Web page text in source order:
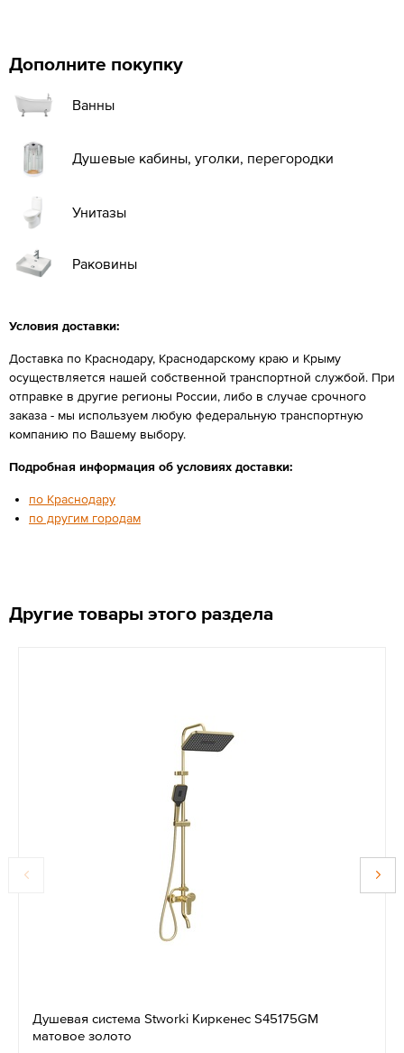
Дополните покупку
Ванны
Душевые кабины, уголки, перегородки
Унитазы
Раковины
Условия доставки:
Доставка по Краснодару, Краснодарскому краю и Крыму
осуществляется нашей собственной транспортной службой. При
отправке в другие регионы России, либо в случае срочного
заказа - мы используем любую федеральную транспортную
компанию по Вашему выбору.
Подробная информация об условиях доставки:
по Краснодару
по другим городам
Другие товары этого раздела
Душевая система Stworki Киркенес S45175GM
матовое золото